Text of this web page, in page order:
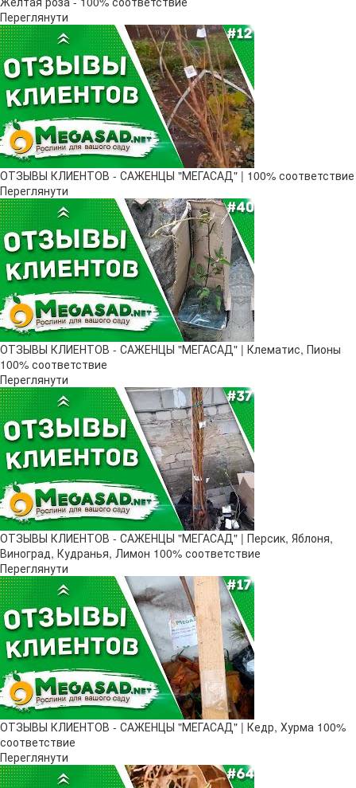
Переглянути
ОТЗЫВЫ КЛИЕНТОВ - САЖЕНЦЫ "МЕГАСАД" | 100% соответствие
Переглянути
ОТЗЫВЫ КЛИЕНТОВ - САЖЕНЦЫ "МЕГАСАД" | Клематис, Пионы
100% соответствие
Переглянути
ОТЗЫВЫ КЛИЕНТОВ - САЖЕНЦЫ "МЕГАСАД" | Персик, Яблоня,
Виноград, Кудранья, Лимон 100% соответствие
Переглянути
ОТЗЫВЫ КЛИЕНТОВ - САЖЕНЦЫ "МЕГАСАД" | Кедр, Хурма 100%
соответствие
Переглянути